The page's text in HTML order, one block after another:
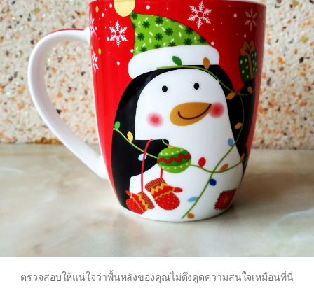
ตรวจสอบให้แน่ใจว่าพื้นหลังของคุณไม่ดึงดูดความสนใจเหมือนที่นี่